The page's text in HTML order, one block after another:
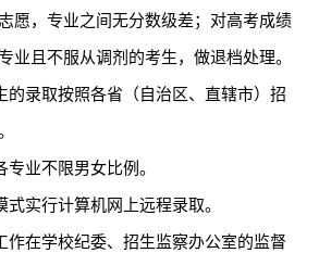
愿，专业之间无分数级差；对高考成绩
业且不服从调剂的考生，做退档处理。
的录取按照各省（自治区、直辖市）招
专业不限男女比例。
式实行计算机网上远程录取。
作在学校纪委、招生监察办公室的监督